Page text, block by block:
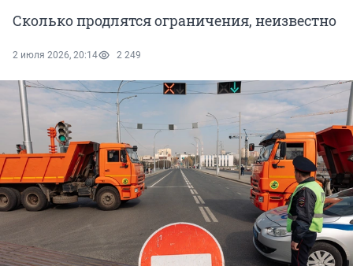
Сколько продлятся ограничения, неизвестно
2 июля 2026, 20:14 2 249